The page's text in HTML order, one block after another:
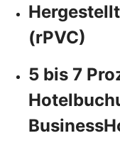
(rPVC)
5 bis 7